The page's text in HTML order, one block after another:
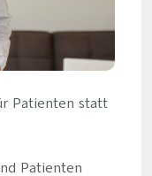
Patienten statt
Patienten